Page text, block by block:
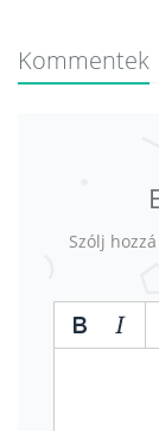
Kommentek
Szólj